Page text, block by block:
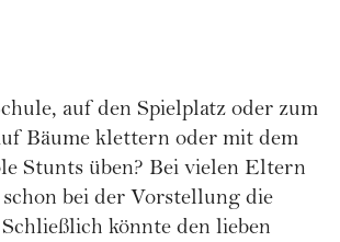
auf den Spielplatz oder zum
Bäume klettern oder mit dem
Stunts üben? Bei vielen Eltern
bei der Vorstellung die
könnte den lieben